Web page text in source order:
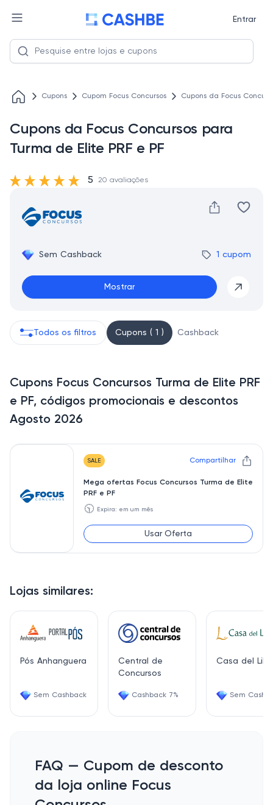
Entrar
Cupons Cupom Focus Concursos Cupons da Focus
Cupons da Focus Concursos para
Turma de Elite PRF e PF
Sem Cashback 1 cupom
Mostrar
5 20 avaliações
Lojas similares:
Pós Anhanguera
Sem Cashback
Central de
Concursos
Cashback 7%
Casa del
Sem
Todos os filtros Cupons ( 1 ) Cashback
Cupons Focus Concursos Turma de Elite PRF
e PF, códigos promocionais e descontos
Agosto 2026
SALE Compartilhar
Mega ofertas Focus Concursos Turma de Elite
PRF e PF
🕥 Expira: em um mês
Usar Oferta
FAQ — Cupom de desconto
da loja online Focus